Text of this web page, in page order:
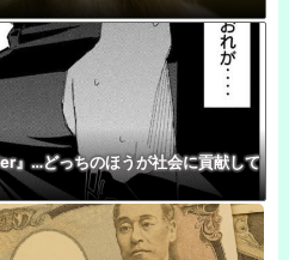
』…どっちのほうが社会に貢献して